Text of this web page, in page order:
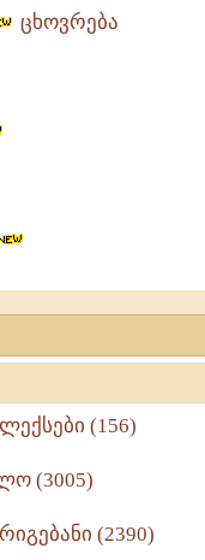
ცხოვრება
(156)
(3005)
(2390)